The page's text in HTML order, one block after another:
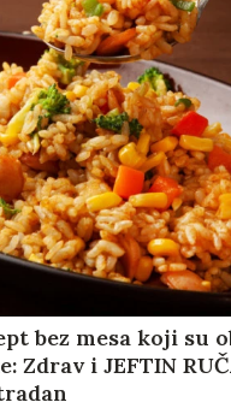
bez mesa koji su
Zdrav i JEFTIN